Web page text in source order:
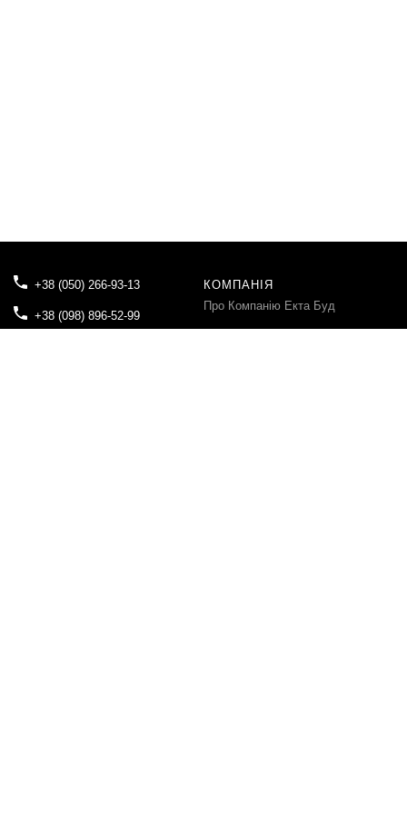
+38 (050) 266-93-13
+38 (098) 896-52-99
КОМПАНІЯ
Про Компанію Екта Буд